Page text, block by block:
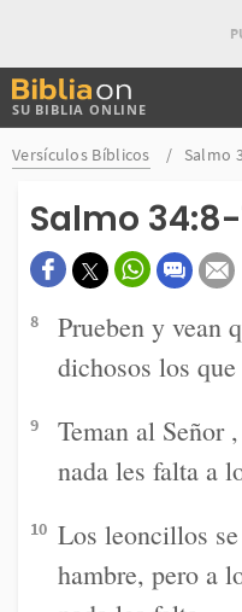
SU BIBLIA ONLINE
Buscar
en
Bibliaon
Versículos Bíblicos Salmo
Salmo 34:8-
8
Prueben y vean
dichosos los
9
Teman al Señor
nada les falta a
10 Los leoncillos
hambre, pero a